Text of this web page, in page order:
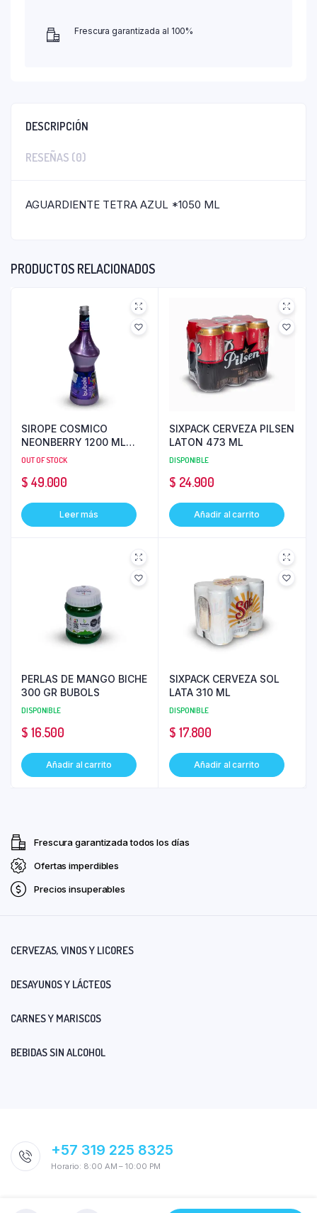
Frescura garantizada al 100%
DESCRIPCIÓN
RESEÑAS (0)
AGUARDIENTE TETRA AZUL *1050 ML
PRODUCTOS RELACIONADOS
SIROPE COSMICO
NEONBERRY 1200 ML
BUBOLS
OUT OF STOCK
$ 49.000
Leer más
SIXPACK CERVEZA PILSEN
LATON 473 ML
DISPONIBLE
$ 24.900
Añadir al carrito
PERLAS DE MANGO BICHE
300 GR BUBOLS
DISPONIBLE
$ 16.500
Añadir al carrito
SIXPACK CERVEZA SOL
LATA 310 ML
DISPONIBLE
$ 17.800
Añadir al carrito
Frescura garantizada todos los días
Ofertas imperdibles
Precios insuperables
CERVEZAS, VINOS Y LICORES
DESAYUNOS Y LÁCTEOS
CARNES Y MARISCOS
BEBIDAS SIN ALCOHOL
+57 319 225 8325
Horario: 8:00 AM – 10:00 PM